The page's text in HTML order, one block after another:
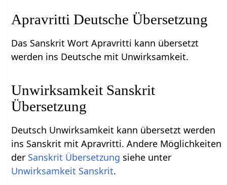
Apravritti Deutsche Übersetzung
Das Sanskrit Wort Apravritti kann übersetzt
werden ins Deutsche mit Unwirksamkeit.
Unwirksamkeit Sanskrit
Übersetzung
Deutsch Unwirksamkeit kann übersetzt werden
ins Sanskrit mit Apravritti. Andere Möglichkeiten
der Sanskrit Übersetzung siehe unter
Unwirksamkeit Sanskrit.